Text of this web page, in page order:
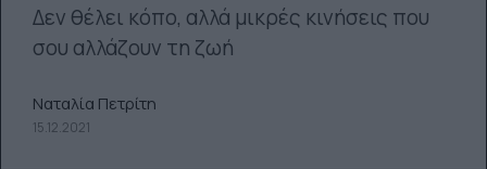
Δεν θέλει κόπο, αλλά μικρές κινήσεις που
σου αλλάζουν τη ζωή
Ναταλία Πετρίτη
15.12.2021